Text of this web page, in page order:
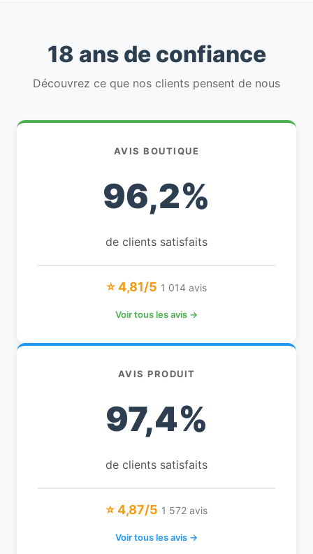
18 ans de confiance
Découvrez ce que nos clients pensent de nous
AVIS BOUTIQUE
96,2%
de clients satisfaits
⭐ 4,81/5 1 014 avis
Voir tous les avis →
AVIS PRODUIT
97,4%
de clients satisfaits
⭐ 4,87/5 1 572 avis
Voir tous les avis →